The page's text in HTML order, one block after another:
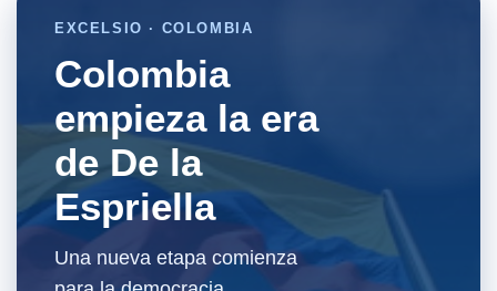
EXCELSIO · COLOMBIA
Colombia
empieza la era
de De la
Espriella
Una nueva etapa comienza